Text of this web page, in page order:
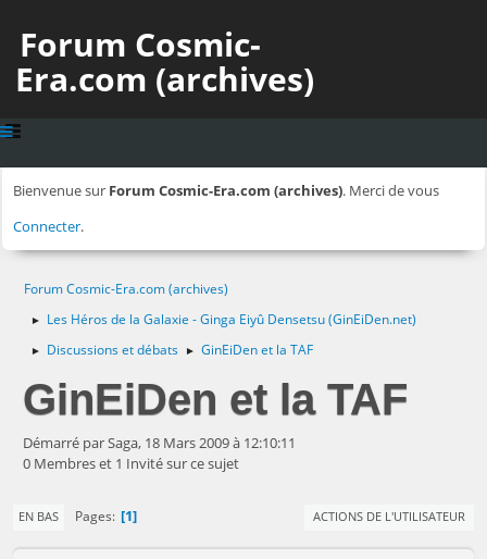
Forum Cosmic-
Era.com (archives)
Bienvenue sur Forum Cosmic-Era.com (archives). Merci de vous
Connecter.
Forum Cosmic-Era.com (archives)
► Les Héros de la Galaxie - Ginga Eiyû Densetsu (GinEiDen.net)
► Discussions et débats ► GinEiDen et la TAF
GinEiDen et la TAF
Démarré par Saga, 18 Mars 2009 à 12:10:11
0 Membres et 1 Invité sur ce sujet
EN BAS Pages 1 ACTIONS DE L'UTILISATEUR